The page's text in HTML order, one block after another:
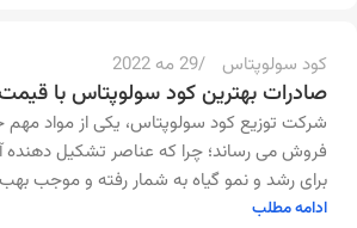
کود سولوپتاس 29 مه 2022
صادرات بهترین کود سولوپتاس با
شرکت توزیع کود سولوپتاس، یکی از مواد مهم
فروش می رساند؛ چرا که عناصر تشکیل
برای رشد و نمو گیاه به شمار رفته و موجب بهب
ادامه مطلب
admin
0